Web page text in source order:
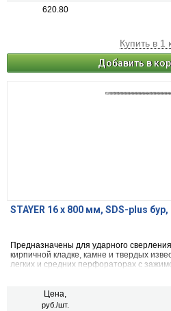
620.80
Купить в 1
Добавить в
STAYER 16 x 800 мм, SDS-plus
Предназначены для ударного
кирпичной кладке, камне и твердых
легких и средних перфораторах с
Цена,
руб./шт.